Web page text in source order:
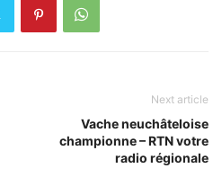
Next article
Vache neuchâteloise
championne – RTN votre
radio régionale